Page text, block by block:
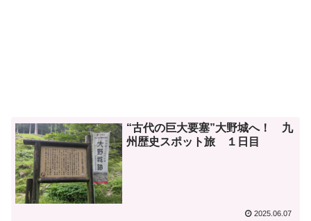
“古代の巨大要塞”大野城へ！ 九
州歴史スポット旅 １日目
2025.06.07